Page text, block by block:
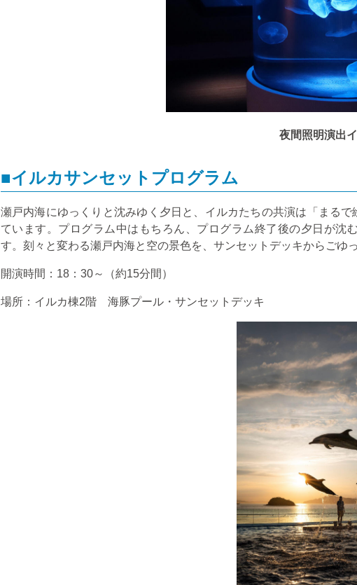
夜間照明演出
■イルカサンセットプログラム
瀬戸内海にゆっくりと沈みゆく夕日と、イルカたちの共演は「まる
ています。プログラム中はもちろん、プログラム終了後の夕日が沈
す。刻々と変わる瀬戸内海と空の景色を、サンセットデッキからごゆ
開演時間： 18： 30～（約15分間）
場所：イルカ棟2階 海豚プール・サンセットデッキ